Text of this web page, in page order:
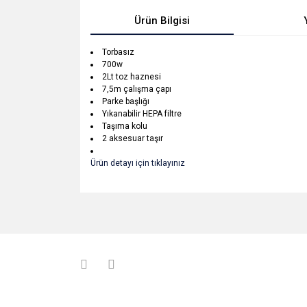
Ürün Bilgisi
Torbasız
700w
2Lt toz haznesi
7,5m çalışma çapı
Parke başlığı
Yıkanabilir HEPA filtre
Taşıma kolu
2 aksesuar taşır
Ürün detayı için tıklayınız